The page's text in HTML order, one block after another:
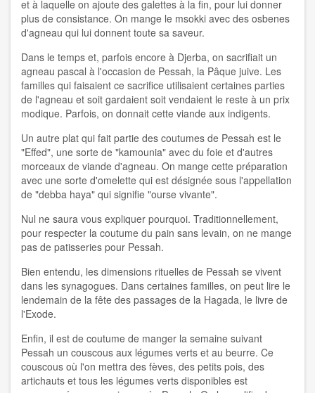
et à laquelle on ajoute des galettes à la fin, pour lui donner
plus de consistance. On mange le msokki avec des osbenes
d'agneau qui lui donnent toute sa saveur.
Dans le temps et, parfois encore à Djerba, on sacrifiait un
agneau pascal à l'occasion de Pessah, la Pâque juive. Les
familles qui faisaient ce sacrifice utilisaient certaines parties
de l'agneau et soit gardaient soit vendaient le reste à un prix
modique. Parfois, on donnait cette viande aux indigents.
Un autre plat qui fait partie des coutumes de Pessah est le
"Effed", une sorte de "kamounia" avec du foie et d'autres
morceaux de viande d'agneau. On mange cette préparation
avec une sorte d'omelette qui est désignée sous l'appellation
de "debba haya" qui signifie "ourse vivante".
Nul ne saura vous expliquer pourquoi. Traditionnellement,
pour respecter la coutume du pain sans levain, on ne mange
pas de patisseries pour Pessah.
Bien entendu, les dimensions rituelles de Pessah se vivent
dans les synagogues. Dans certaines familles, on peut lire le
lendemain de la fête des passages de la Hagada, le livre de
l'Exode.
Enfin, il est de coutume de manger la semaine suivant
Pessah un couscous aux légumes verts et au beurre. Ce
couscous où l'on mettra des fèves, des petits pois, des
artichauts et tous les légumes verts disponibles est